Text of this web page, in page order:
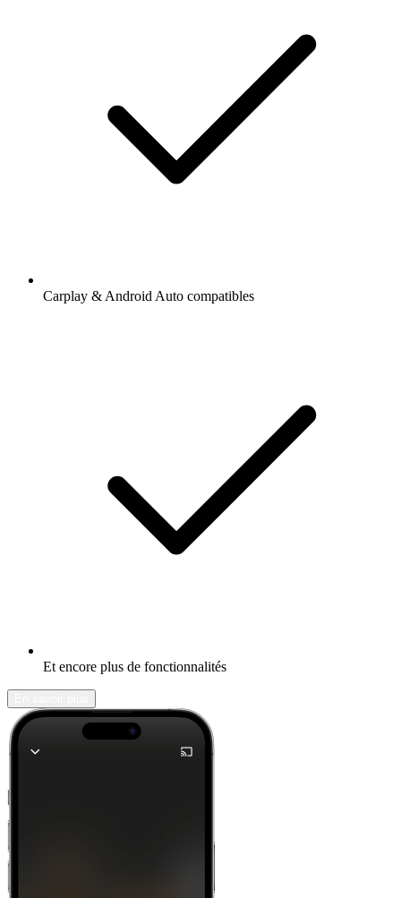
Carplay & Android Auto compatibles
Et encore plus de fonctionnalités